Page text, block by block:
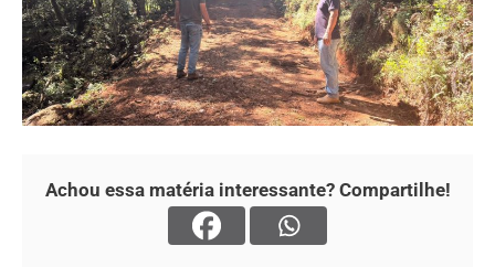
Achou essa matéria interessante? Compartilhe!